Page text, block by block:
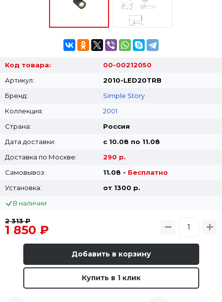
Код товара:
00-00212050
Артикул:
2010-LED20TRB
Бренд:
Simple Story
Коллекция:
2001
Страна:
Россия
Дата доставки:
с 10.08 по 11.08
Доставка по Москве:
290 р.
Самовывоз:
11.08 - Бесплатно
Установка:
от 1300 p.
В наличии
2 313 ₽
1 850 ₽
Добавить в корзину
Купить в 1 клик